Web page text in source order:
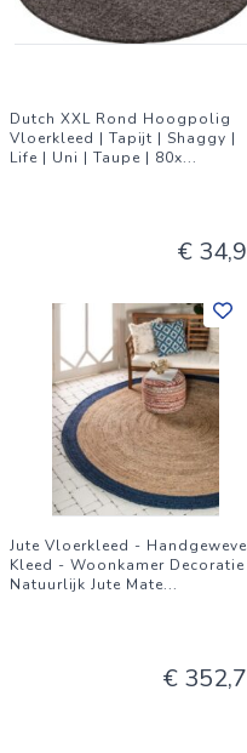
Dutch XXL Rond Hoogpolig
Vloerkleed | Tapijt | Shaggy |
Life | Uni | Taupe | 80x...
€
Jute Vloerkleed -
Kleed - Woonkamer
Natuurlijk Jute Mate...
€